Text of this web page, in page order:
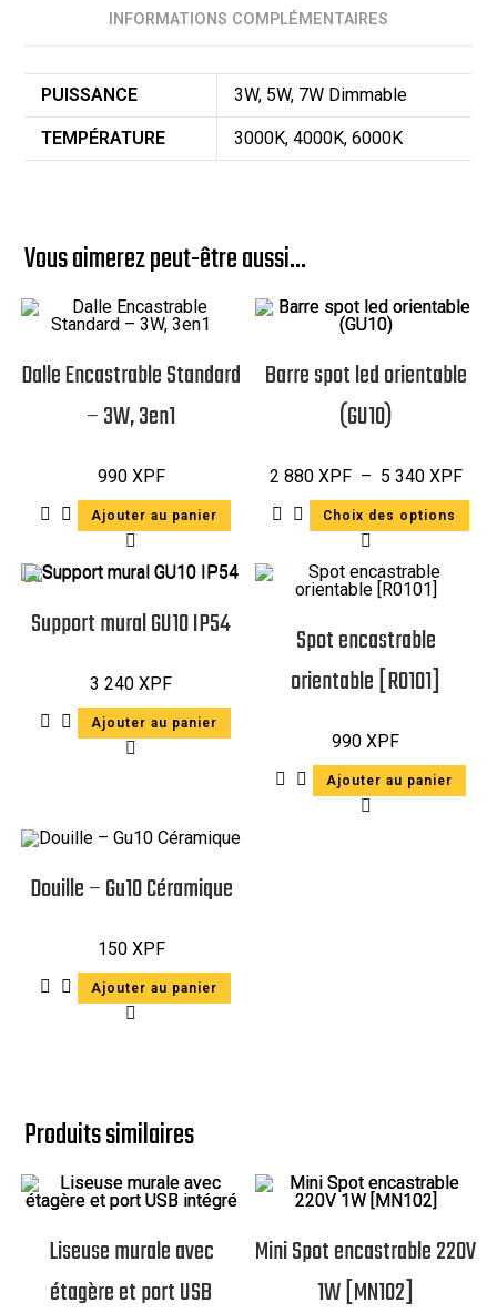
INFORMATIONS COMPLÉMENTAIRES
PUISSANCE 3W, 5W, 7W Dimmable
TEMPÉRATURE 3000K, 4000K, 6000K
Vous aimerez peut-être aussi…
Dalle Encastrable Standard
– 3W, 3en1
990 XPF
Ajouter au panier
Barre spot led orientable
(GU10)
2 880 XPF – 5 340 XPF
Choix des options
Support mural GU10 IP54
3 240XPF
Ajouter au panier
Spot encastrable
orientable [R0101]
990XPF
Ajouter au panier
Douille – Gu10 Céramique
150 XPF
Ajouter au panier
Produits similaires
Liseuse murale avec
étagère et port USB
Mini Spot encastrable 220V
1W [MN102]